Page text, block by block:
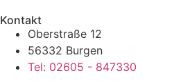
Kontakt
Oberstraße 12
56332 Burgen
Tel: 02605 - 847330